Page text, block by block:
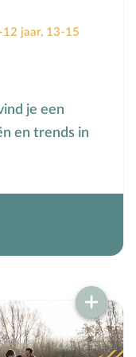
12 jaar, 13-15
je een
en trends in